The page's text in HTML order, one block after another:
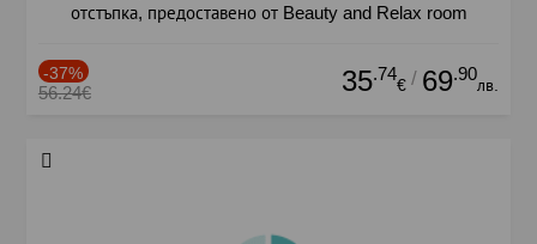
отстъпка, предоставено от Beauty and Relax room
-37%
56.24€ 35.74
€ / 69.90
лв.